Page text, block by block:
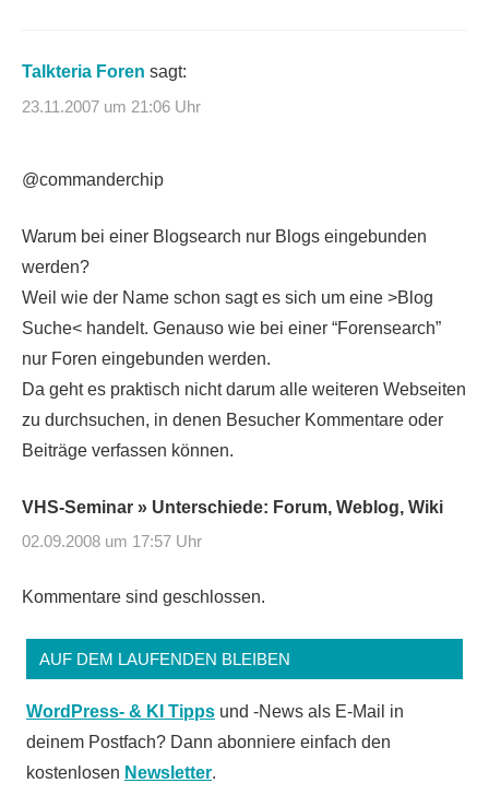
Talkteria Foren sagt:
23.11.2007 um 21:06 Uhr
@commanderchip
Warum bei einer Blogsearch nur Blogs eingebunden
werden?
Weil wie der Name schon sagt es sich um eine >Blog
Suche< handelt. Genauso wie bei einer “Forensearch”
nur Foren eingebunden werden.
Da geht es praktisch nicht darum alle weiteren Webseiten
zu durchsuchen, in denen Besucher Kommentare oder
Beiträge verfassen können.
VHS-Seminar » Unterschiede: Forum, Weblog, Wiki
02.09.2008 um 17:57 Uhr
Kommentare sind geschlossen.
AUF DEM LAUFENDEN BLEIBEN
WordPress- & KI Tipps und -News als E-Mail in
deinem Postfach? Dann abonniere einfach den
kostenlosen Newsletter.